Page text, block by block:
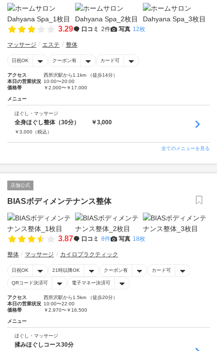
3.29 口コミ 2件 写真 12枚
マッサージ エステ 整体
日祝OK クーポン有 カード可
アクセス
西所沢駅から1.1km （徒歩14分）
本日の営業状況 10:00〜20:00
価格帯
￥2,000〜￥17,000
メニュー
ほぐし・マッサージ
全身ほぐし整体（30分） ￥3,000
￥3,000 （税込）
全てのメニューを見る
店舗公式
BIASボディメンテナンス整体
3.87 口コミ 8件 写真 18枚
整体 マッサージ カイロプラクティック
日祝OK 21時以降OK クーポン有 カード可
QRコード決済可 電子マネー決済可
アクセス
西所沢駅から1.5km （徒歩20分）
本日の営業状況 10:00〜22:00
価格帯
￥2,970〜￥16,500
メニュー
ほぐし・マッサージ
揉みほぐしコース30分